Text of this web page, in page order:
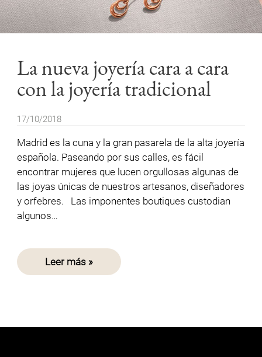
La nueva joyería cara a cara
con la joyería tradicional
17/10/2018
Madrid es la cuna y la gran pasarela de la alta joyería
española. Paseando por sus calles, es fácil
encontrar mujeres que lucen orgullosas algunas de
las joyas únicas de nuestros artesanos, diseñadores
y orfebres. Las imponentes boutiques custodian
algunos…
Leer más »